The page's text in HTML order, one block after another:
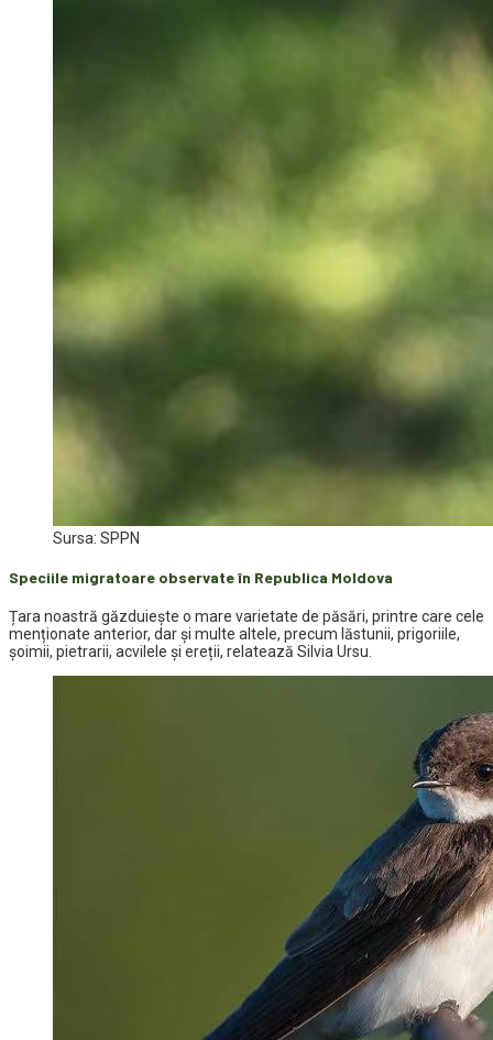
Sursa: SPPN
Speciile migratoare observate în Republica Moldova
Țara noastră găzduiește o mare varietate de păsări, printre care cele
menționate anterior, dar și multe altele, precum lăstunii, prigoriile,
șoimii, pietrarii, acvilele și ereții, relatează Silvia Ursu.